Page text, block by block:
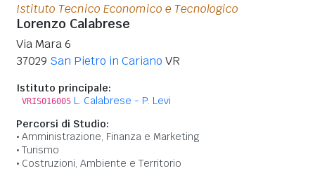
Istituto Tecnico Economico e Tecnologico
Lorenzo Calabrese
Via Mara 6
37029 San Pietro in Cariano VR
Istituto principale:
VRIS016005 L. Calabrese - P. Levi
Percorsi di Studio:
Amministrazione, Finanza e Marketing
Turismo
Costruzioni, Ambiente e Territorio